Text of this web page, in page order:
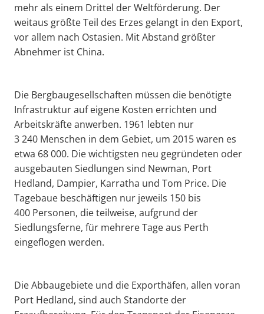
mehr als einem Drittel der Weltförderung. Der
weitaus größte Teil des Erzes gelangt in den Export,
vor allem nach Ostasien. Mit Abstand größter
Abnehmer ist China.
Die Bergbaugesellschaften müssen die benötigte
Infrastruktur auf eigene Kosten errichten und
Arbeitskräfte anwerben. 1961 lebten nur
3 240 Menschen in dem Gebiet, um 2015 waren es
etwa 68 000. Die wichtigsten neu gegründeten oder
ausgebauten Siedlungen sind Newman, Port
Hedland, Dampier, Karratha und Tom Price. Die
Tagebaue beschäftigen nur jeweils 150 bis
400 Personen, die teilweise, aufgrund der
Siedlungsferne, für mehrere Tage aus Perth
eingeflogen werden.
Die Abbaugebiete und die Exporthäfen, allen voran
Port Hedland, sind auch Standorte der